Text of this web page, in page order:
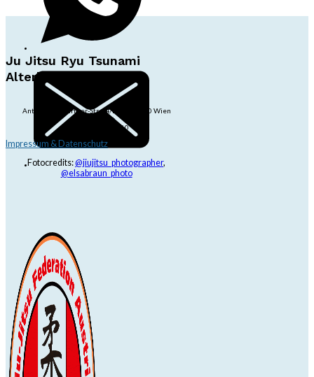
Ju Jitsu Ryu Tsunami
Alterlaa
Anton-Baumgartner-Str. 44/B8/01, 1230 Wien
dojo@jjrt.at
+43 6991 171 81 60
Impressum & Datenschutz
Fotocredits:@jiujitsu_photographer,
@elsabraun_photo